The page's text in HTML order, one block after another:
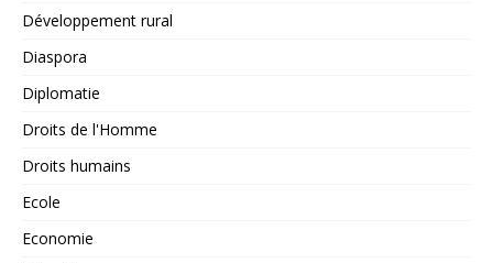
Développement rural
Diaspora
Diplomatie
Droits de l'Homme
Droits humains
Ecole
Economie